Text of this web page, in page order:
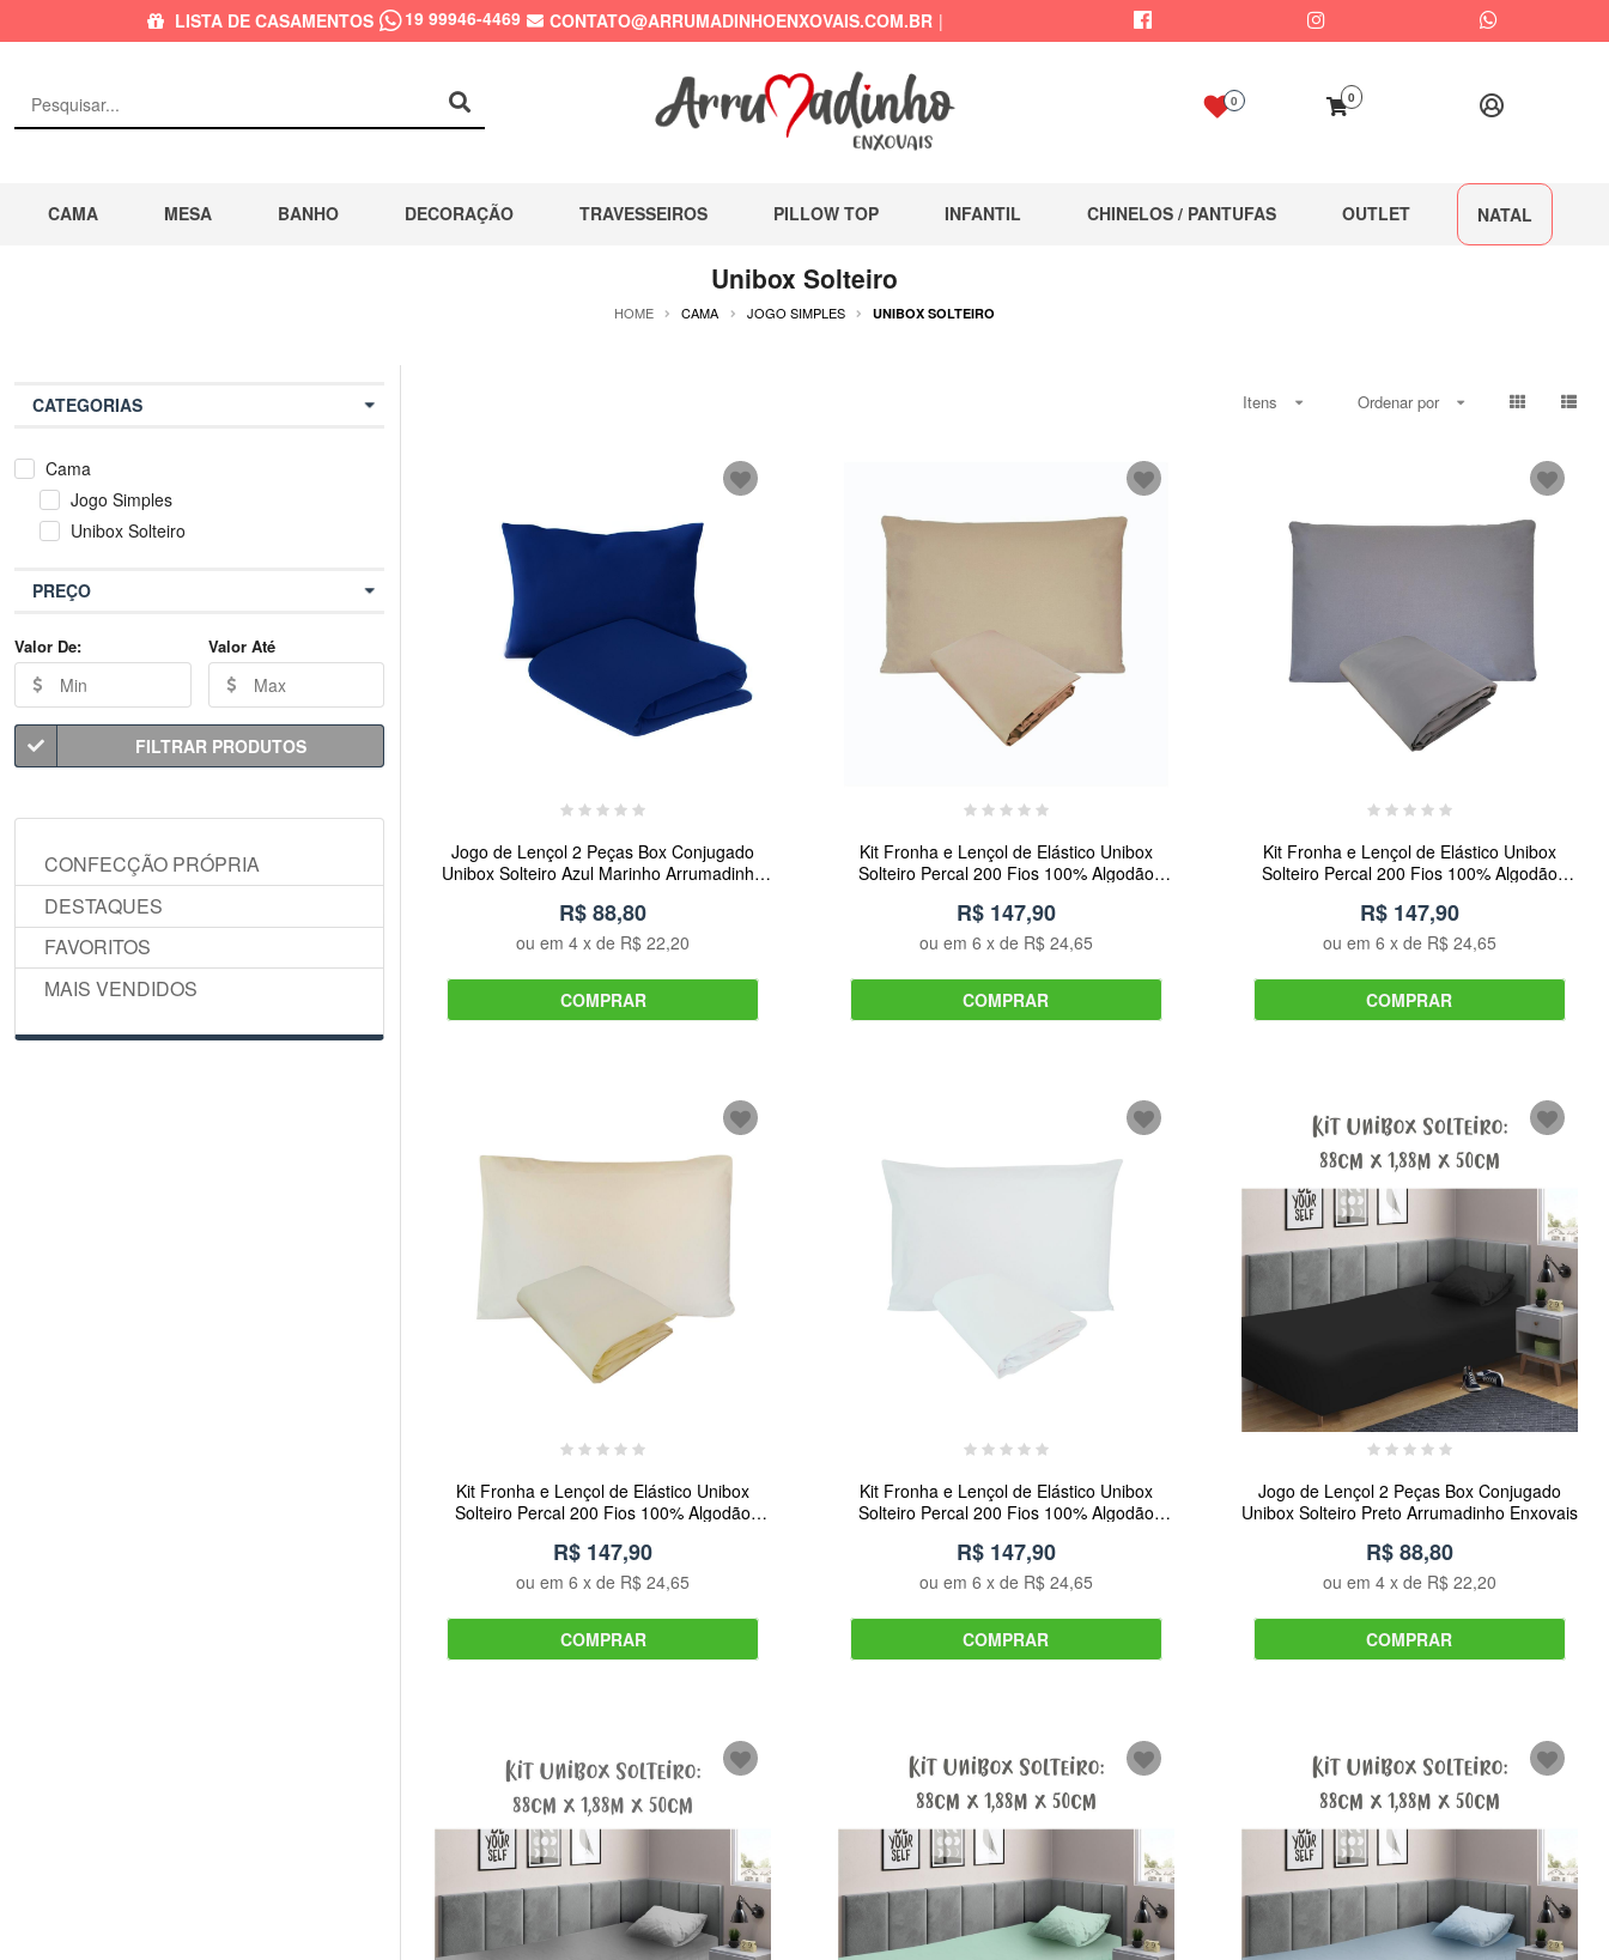
LISTA DE CASAMENTOS 19 99946-4469 CONTATO@ARRUMADINHOENXOVAIS.COM.BR
0 0
CAMA MESA BANHO DECORAÇÃO TRAVESSEIROS PILLOW TOP INFANTIL CHINELOS / PANTUFAS OUTLET NATAL
Unibox Solteiro
HOME CAMA JOGO SIMPLES UNIBOX SOLTEIRO
CATEGORIAS
Cama
Jogo Simples
Unibox Solteiro
PREÇO
Valor De: Valor Até
FILTRAR PRODUTOS
CONFECÇÃO PRÓPRIA
DESTAQUES
FAVORITOS
MAIS VENDIDOS
Itens Ordenar por
Jogo de Lençol 2 Peças Box Conjugado
Unibox Solteiro Azul Marinho Arrumadinho
R$ 88,80
ou em 4 x de R$ 22,20
COMPRAR
Kit Fronha e Lençol de Elástico Unibox
Solteiro Percal 200 Fios 100% Algodão
R$ 147,90
ou em 6 x de R$ 24,65
COMPRAR
Kit Fronha e Lençol de Elástico Unibox
Solteiro Percal 200 Fios 100% Algodão
R$ 147,90
ou em 6 x de R$ 24,65
COMPRAR
Kit Fronha e Lençol de Elástico Unibox
Solteiro Percal 200 Fios 100% Algodão
R$ 147,90
ou em 6 x de R$ 24,65
COMPRAR
Kit Fronha e Lençol de Elástico Unibox
Solteiro Percal 200 Fios 100% Algodão
R$ 147,90
ou em 6 x de R$ 24,65
COMPRAR
Jogo de Lençol 2 Peças Box Conjugado
Unibox Solteiro Preto Arrumadinho Enxovais
R$ 88,80
ou em 4x de R$ 22,20
COMPRAR